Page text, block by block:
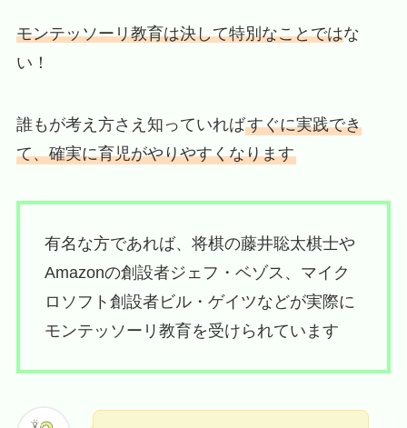
モンテッソーリ教育は決して特別なことではな
い！
誰もが考え方さえ知っていればすぐに実践でき
て、確実に育児がやりやすくなります
有名な方であれば、将棋の藤井聡太棋士や
Amazonの創設者ジェフ・ベゾス、マイク
ロソフト創設者ビル・ゲイツなどが実際に
モンテッソーリ教育を受けられています